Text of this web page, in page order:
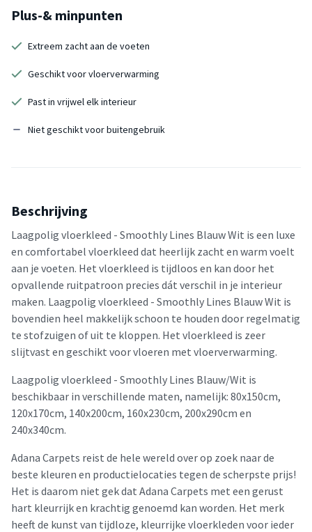
Plus-& minpunten
Extreem zacht aan de voeten
Geschikt voor vloerverwarming
Past in vrijwel elk interieur
Niet geschikt voor buitengebruik
Beschrijving
Laagpolig vloerkleed - Smoothly Lines Blauw Wit is een luxe
en comfortabel vloerkleed dat heerlijk zacht en warm voelt
aan je voeten. Het vloerkleed is tijdloos en kan door het
opvallende ruitpatroon precies dát verschil in je interieur
maken. Laagpolig vloerkleed - Smoothly Lines Blauw Wit is
bovendien heel makkelijk schoon te houden door regelmatig
te stofzuigen of uit te kloppen. Het vloerkleed is zeer
slijtvast en geschikt voor vloeren met vloerverwarming.
Laagpolig vloerkleed - Smoothly Lines Blauw/Wit is
beschikbaar in verschillende maten, namelijk: 80x150cm,
120x170cm, 140x200cm, 160x230cm, 200x290cm en
240x340cm.
Adana Carpets reist de hele wereld over op zoek naar de
beste kleuren en productielocaties tegen de scherpste prijs!
Het is daarom niet gek dat Adana Carpets met een gerust
hart kleurrijk en krachtig genoemd kan worden. Het merk
heeft de kunst van tijdloze, kleurrijke vloerkleden voor ieder